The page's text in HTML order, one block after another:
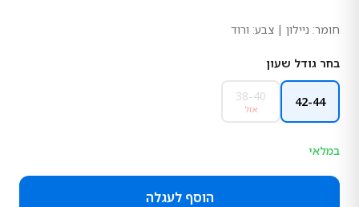
חומר: ניילון | צבע: ורוד
בחר גודל שעון
42-44
38-40
אזל
במלאי
הוסף לעגלה